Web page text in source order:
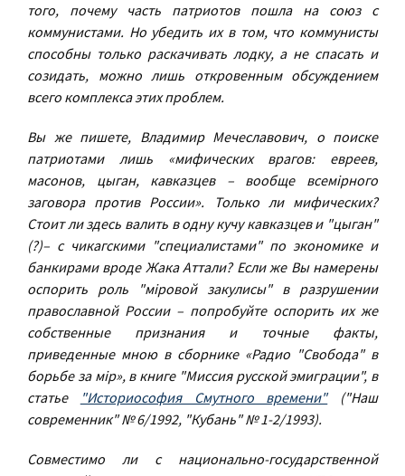
того, почему часть патриотов пошла на союз с
коммунистами. Но убедить их в том, что коммунисты
способны только раскачивать лодку, а не спасать и
созидать, можно лишь откровенным обсуждением
всего комплекса этих проблем.
Вы же пишете, Владимир Мечеславович, о поиске
патриотами лишь «мифических врагов: евреев,
масонов, цыган, кавказцев – вообще всемiрного
заговора против России». Только ли мифических?
Стоит ли здесь валить в одну кучу кавказцев и "цыган"
(?)– с чикагскими "специалистами" по экономике и
банкирами вроде Жака Аттали? Если же Вы намерены
оспорить роль "мiровой закулисы" в разрушении
православной России – попробуйте оспорить их же
собственные признания и точные факты,
приведенные мною в сборнике «Радио "Свобода" в
борьбе за мiр», в книге "Миссия русской эмиграции", в
статье
"Историософия Смутного времени"("Наш
современник" № 6/1992, "Кубань" № 1-2/1993).
Совместимо ли с национально-государственной